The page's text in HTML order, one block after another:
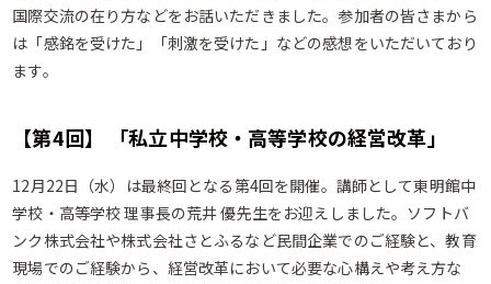
国際交流の在り方などをお話いただきました。参加者の皆さまから
は「感銘を受けた」「刺激を受けた」などの感想をいただいており
ます。
【第4回】 「私立中学校・高等学校の経営改革」
12月22日（水）は最終回となる第4回を開催。講師として東明館中
学校・高等学校 理事長の荒井 優先生をお迎えしました。ソフトバ
ンク株式会社や株式会社さとふるなど民間企業でのご経験と、教育
現場でのご経験から、経営改革において必要な心構えや考え方な